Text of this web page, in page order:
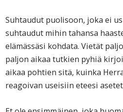
Suhtaudut puolisoon, joka ei
suhtaudut mihin tahansa
elämässäsi kohdata. Vietät
paljon aikaa tutkien pyhiä
aikaa pohtien sitä, kuinka
reagoivan useisiin eteesi